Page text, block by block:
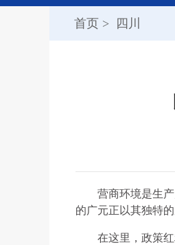
首页 > 四川
营商环境是生
的广元正以其独特
在这里，政策